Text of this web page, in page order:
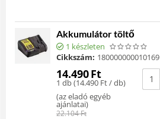
Akkumulátor töltő
1 készleten
Cikkszám: 180000000010169
14.490Ft
1 db (14.490 Ft/ db)
(az eladó egyéb
ajánlatai)
22.104Ft